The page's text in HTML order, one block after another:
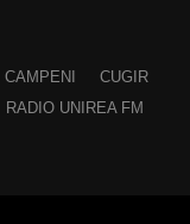
CAMPENI
CUGIR
RADIO UNIREA FM